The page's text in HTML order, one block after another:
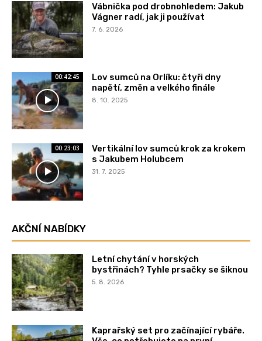
Vábnička pod drobnohledem: Jakub
Vágner radí, jak ji používat
7. 6. 2026
00:42:45
Lov sumců na Orlíku: čtyři dny
napětí, změn a velkého finále
8. 10. 2025
00:23:03
Vertikální lov sumců krok za krokem
s Jakubem Holubcem
31. 7. 2025
AKČNÍ NABÍDKY
Letní chytání v horských
bystřinách? Tyhle prsačky se šiknou
5. 8. 2026
Kaprařský set pro začínající rybáře.